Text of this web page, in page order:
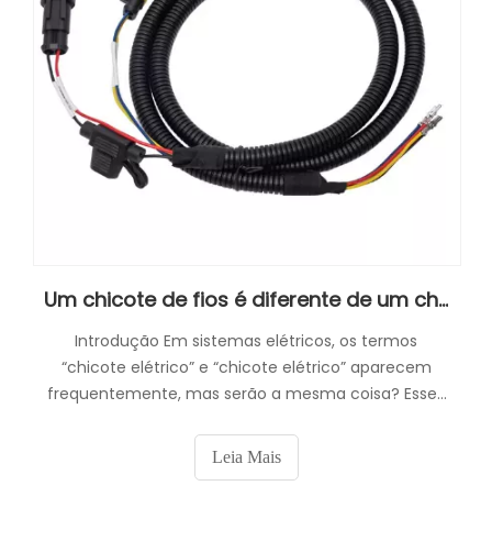
Um chicote de fios é diferente de um chicote elétrico?
Introdução Em sistemas elétricos, os termos
“chicote elétrico” e “chicote elétrico” aparecem
frequentemente, mas serão a mesma coisa? Esses
confundidos, mas têm funções e usos distintos.
Leia Mais